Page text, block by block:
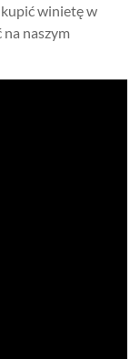
kupić winietę w
naszym